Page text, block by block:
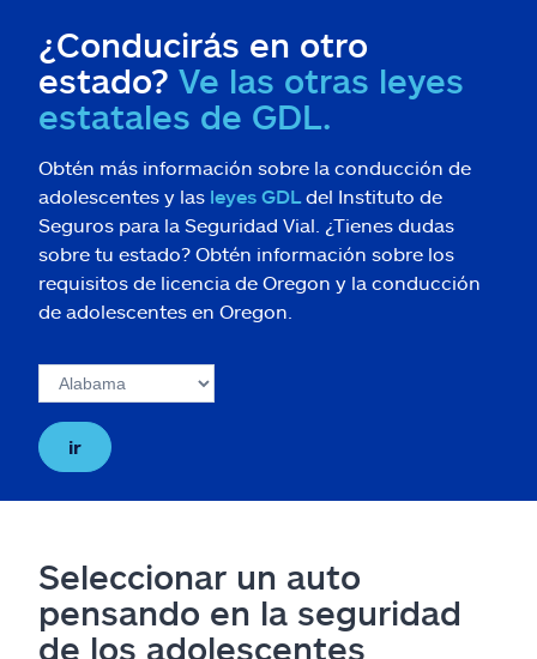
¿Conducirás en otro
estado? Ve las otras leyes
estatales de GDL.
Obtén más información sobre la conducción de
adolescentes y las leyes GDLdel Instituto de
Seguros para la Seguridad Vial. ¿Tienes dudas
sobre tu estado? Obtén información sobre los
requisitos de licencia de Oregon y la conducción
de adolescentes en Oregon.
ir
Seleccionar un auto
pensando en la seguridad
de los adolescentes